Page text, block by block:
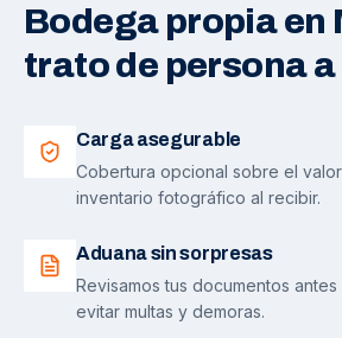
Bodega propia en
trato de persona
Carga asegurable
Cobertura opcional sobre el
inventario fotográfico al recibir.
Aduana sin sorpresas
Revisamos tus documentos
evitar multas y demoras.